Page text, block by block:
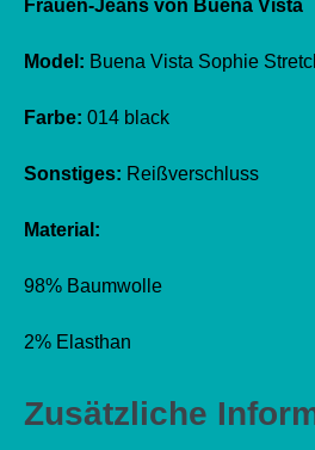
Frauen-Jeans von Buena Vista
Model: Buena Vista Sophie
Farbe: 014 black
Sonstiges: Reißverschluss
Material:
98% Baumwolle
2% Elasthan
Zusätzliche